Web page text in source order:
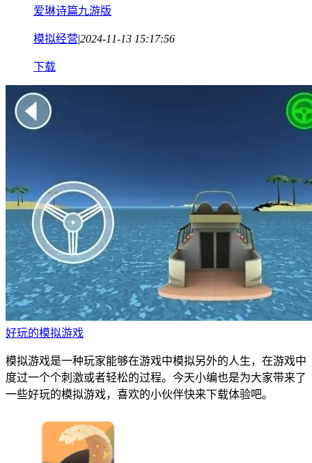
爱琳诗篇九游版
模拟经营|2024-11-13 15:17:56
下载
好玩的模拟游戏
模拟游戏是一种玩家能够在游戏中模拟另外的人生，在游戏中
度过一个个刺激或者轻松的过程。今天小编也是为大家带来了
一些好玩的模拟游戏，喜欢的小伙伴快来下载体验吧。